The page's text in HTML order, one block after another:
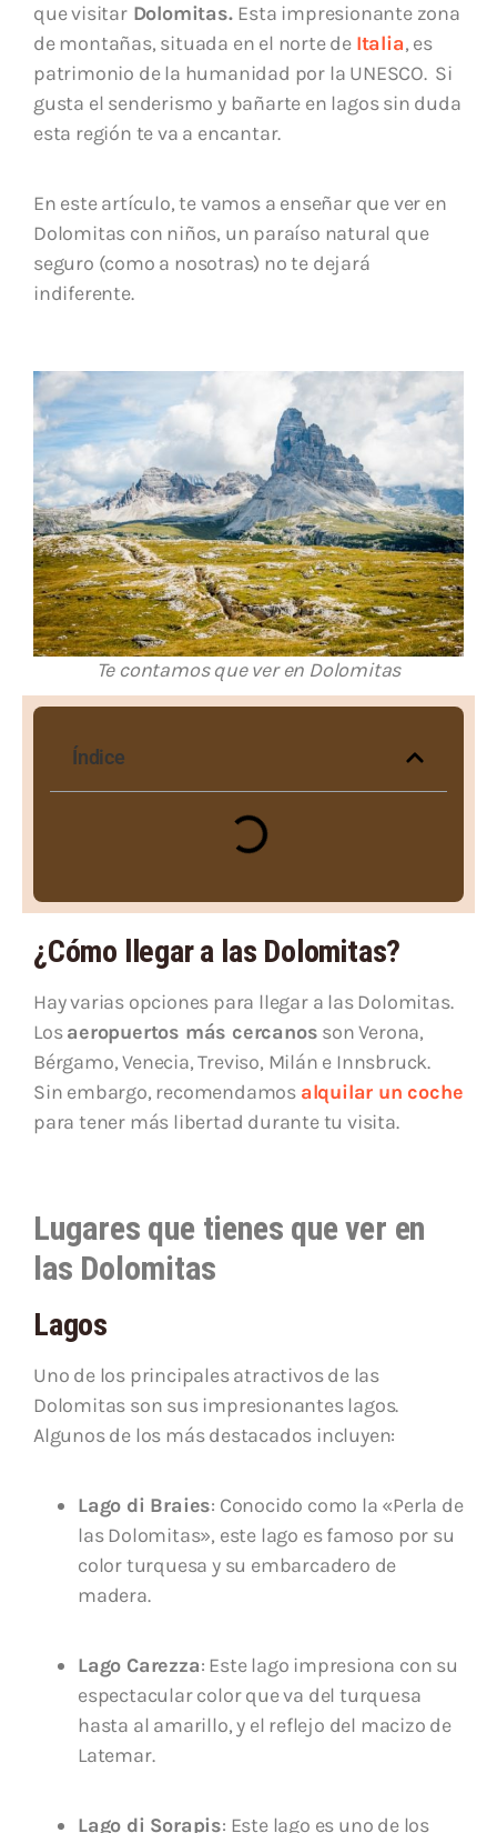
que visitarDolomitas. Esta impresionante zona
de montañas, situada en el norte de Italia, es
patrimonio de la humanidad por la UNESCO. Si
gusta el senderismo y bañarte en lagos sin duda
esta región te va a encantar.
En este artículo, te vamos a enseñar que ver en
Dolomitas con niños, un paraíso natural que
seguro (como a nosotras) no te dejará
indiferente.
Te contamos que ver en Dolomitas
Índice
¿Cómo llegar a las Dolomitas?
Hay varias opciones para llegar a las Dolomitas.
Losaeropuertos más cercanos son Verona,
Bérgamo, Venecia, Treviso, Milán e Innsbruck.
Sin embargo, recomendamos alquilar un coche
para tener más libertad durante tu visita.
Lugares que tienes que ver en
las Dolomitas
Lagos
Uno de los principales atractivos de las
Dolomitas son sus impresionantes lagos.
Algunos de los más destacados incluyen:
Lago di Braies: Conocido como la «Perla de
las Dolomitas», este lago es famoso por su
color turquesa y su embarcadero de
madera.
Lago Carezza: Este lago impresiona con su
espectacular color que va del turquesa
hasta al amarillo, y el reflejo del macizo de
Latemar.
Lago di Sorapis: Este lago es uno de los